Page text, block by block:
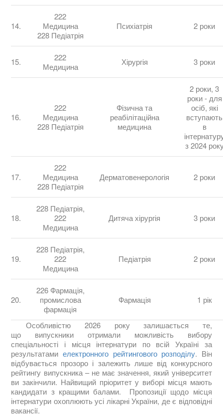
14.
222
Медицина
228 Педіатрія
Психіатрія 2 роки
15.
222
Медицина
Хірургія 3 роки
16.
222
Медицина
228 Педіатрія
Фізична та
реабілітаційна
медицина
2 роки, 3
роки - для
осіб, які
вступають
в
з 2024
17.
222
Медицина
228 Педіатрія
Дерматовенерологія 2 роки
18.
228 Педіатрія,
222
Медицина
Дитяча хірургія 3 роки
19.
228 Педіатрія,
222
Медицина
Педіатрія 2 роки
20.
226 Фармація,
промислова
фармація
Фармація 1 рік
Особливістю 2026 року залишається те,
що випускники отримали можливість вибору
спеціальності і місця інтернатури по всій Україні за
результатами електронного рейтингового розподілу. Він
відбувається прозоро і залежить лише від конкурсного
рейтингу випускника – не має значення, який університет
ви закінчили. Найвищий пріоритет у виборі місця мають
кандидати з кращими балами. Пропозиції щодо місця
інтернатури охоплюють усі лікарні України, де є відповідні
вакансії.